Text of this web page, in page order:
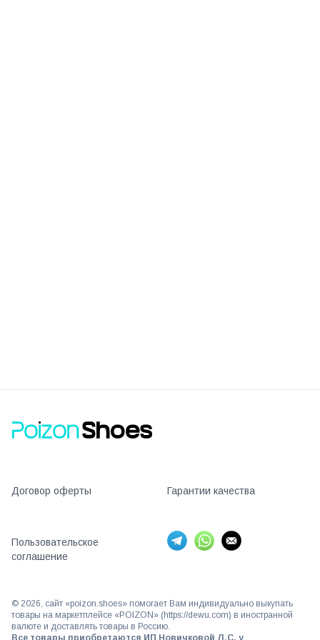
Договор оферты Гарантии качества
Пользовательское
соглашение
© 2026, сайт «poizon.shoes» помогает Вам индивидуально выкупать
товары на маркетплейсе «POIZON» (https://dewu.com) в иностранной
валюте и доставлять товары в Россию.